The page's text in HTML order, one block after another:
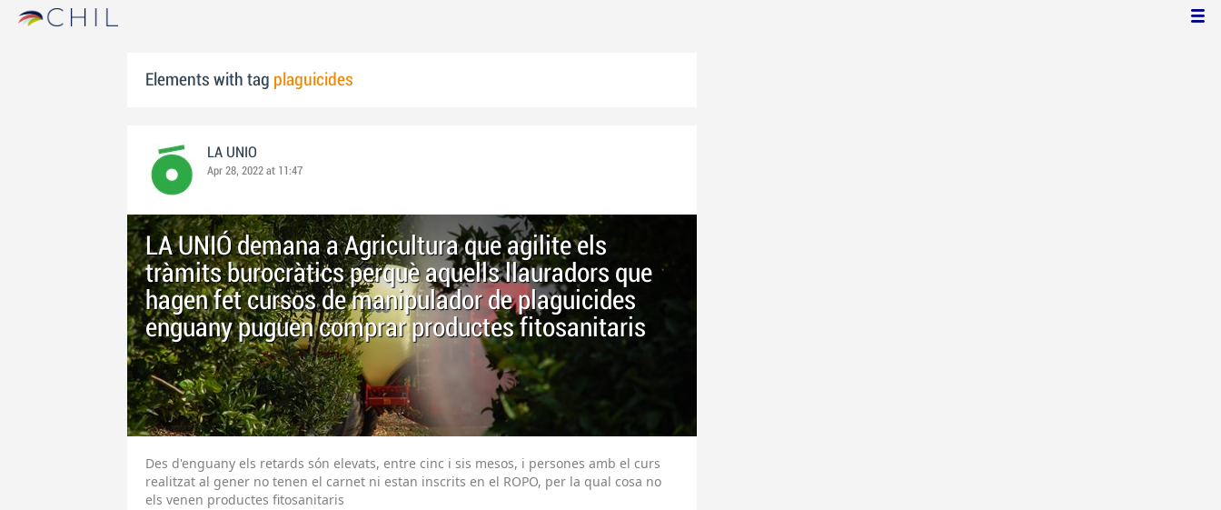
Elements with tag plaguicides
LA UNIO
Apr 28, 2022 at 11:47
LA UNIÓ demana a Agricultura que agilite els
tràmits burocràtics perquè aquells llauradors que
hagen fet cursos de manipulador de plaguicides
enguany puguen comprar productes fitosanitaris
Des d'enguany els retards són elevats, entre cinc i sis mesos, i persones amb el curs
realitzat al gener no tenen el carnet ni estan inscrits en el ROPO, per la qual cosa no
els venen productes fitosanitaris